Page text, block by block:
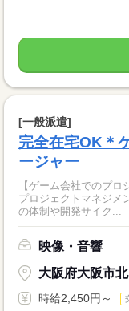
[一般派遣]
完全在宅OK＊
ージャー
【ゲーム会社でのプ
プロジェクトマネジメ
の体制や開発サイク...
映像・音響
大阪府大阪市
時給2,450円～